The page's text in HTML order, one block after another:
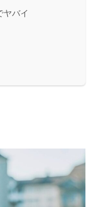
ヤバイ